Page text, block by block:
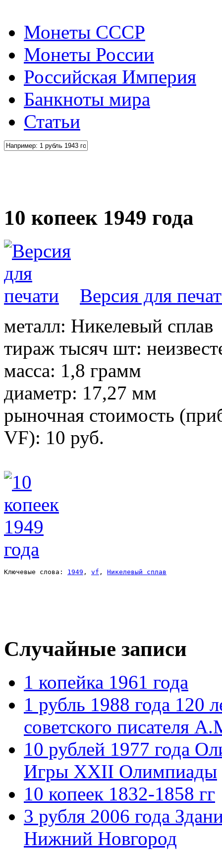
Монеты СССР
Монеты России
Российская Империя
Банкноты мира
Статьи
10 копеек 1949 года
Версия для
металл: Никелевый сплав
тираж тысяч шт:
масса: 1,8 грамм
диаметр: 17,27 мм
рыночная стоимость
VF): 10 руб.
Ключевые слова: 1949 , vf , Никелевый сплав
Случайные записи
1 копейка 1961 года
1 рубль 1988 года 120
советского писателя
10 рублей 1977 года
Игры XXII Олимпиады
10 копеек 1832-1858 гг
3 рубля 2006 года
Нижний Новгород